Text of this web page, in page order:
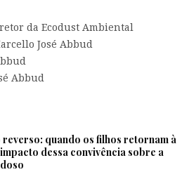
da Ecodust Ambiental
José Abbud
Abbud
quando os filhos retornam à
dessa convivência sobre a